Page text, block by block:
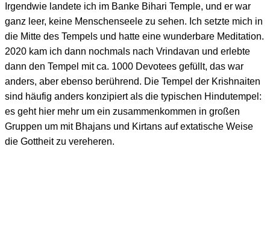
Irgendwie landete ich im Banke Bihari Temple, und er war
ganz leer, keine Menschenseele zu sehen. Ich setzte mich in
die Mitte des Tempels und hatte eine wunderbare Meditation.
2020 kam ich dann nochmals nach Vrindavan und erlebte
dann den Tempel mit ca. 1000 Devotees gefüllt, das war
anders, aber ebenso berührend. Die Tempel der Krishnaiten
sind häufig anders konzipiert als die typischen Hindutempel:
es geht hier mehr um ein zusammenkommen in großen
Gruppen um mit Bhajans und Kirtans auf extatische Weise
die Gottheit zu vereheren.